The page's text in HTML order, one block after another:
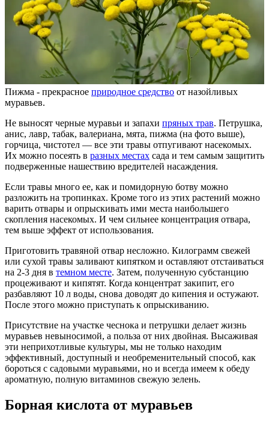
Пижма - прекрасное природное средство от назойливых
муравьев.
Не выносят черные муравьи и запахи пряных трав. Петрушка,
анис, лавр, табак, валериана, мята, пижма (на фото выше),
горчица, чистотел ― все эти травы отпугивают насекомых.
Их можно посеять в разных местах сада и тем самым защитить
подверженные нашествию вредителей насаждения.
Если травы много ее, как и помидорную ботву можно
разложить на тропинках. Кроме того из этих растений можно
варить отвары и опрыскивать ими места наибольшего
скопления насекомых. И чем сильнее концентрация отвара,
тем выше эффект от использования.
Приготовить травяной отвар несложно. Килограмм свежей
или сухой травы заливают кипятком и оставляют отстаиваться
на 2-3 дня в темном месте. Затем, полученную субстанцию
процеживают и кипятят. Когда концентрат закипит, его
разбавляют 10 л воды, снова доводят до кипения и остужают.
После этого можно приступать к опрыскиванию.
Присутствие на участке чеснока и петрушки делает жизнь
муравьев невыносимой, а польза от них двойная. Высаживая
эти неприхотливые культуры, мы не только находим
эффективный, доступный и необременительный способ, как
бороться с садовыми муравьями, но и всегда имеем к обеду
ароматную, полную витаминов свежую зелень.
Борная кислота от муравьев